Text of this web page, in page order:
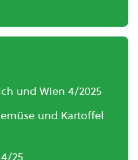
und Wien 4/2025
und Kartoffel
25